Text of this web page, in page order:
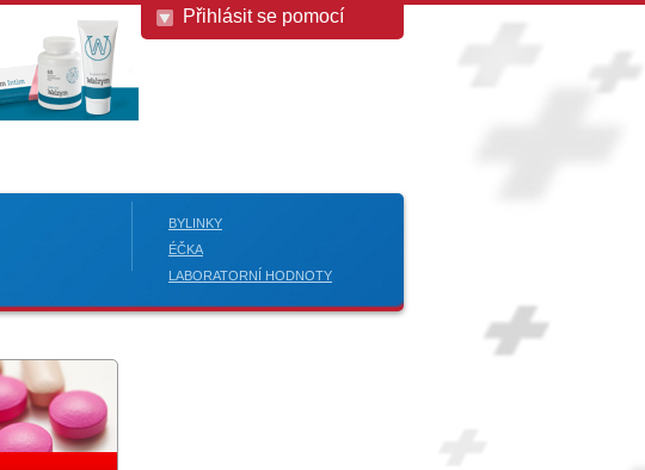
Přihlásit se pomocí
BYLINKY
ÉČKA
LABORATORNÍ HODNOTY